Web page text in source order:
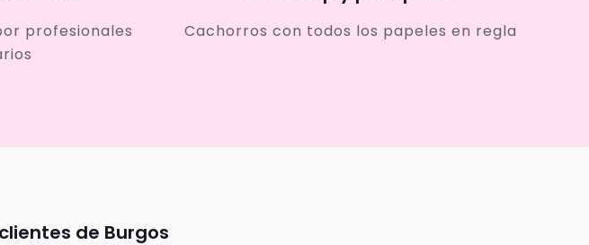
profesionales
Cachorros con todos los papeles en regla
de Burgos